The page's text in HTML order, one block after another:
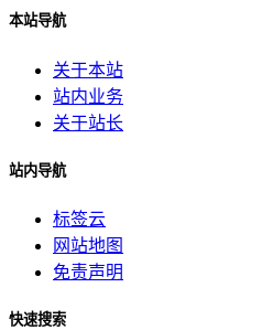
本站导航
关于本站
站内业务
关于站长
站内导航
标签云
网站地图
免责声明
快速搜索